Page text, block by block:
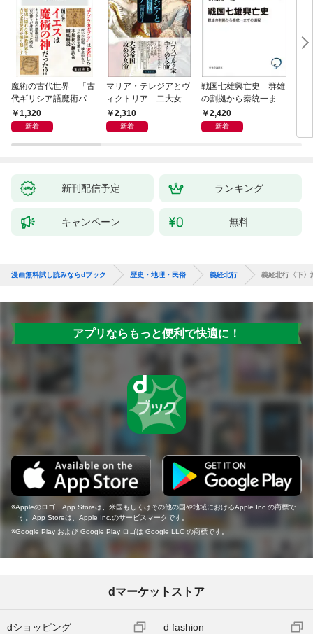
魔術の古代世界 「古
代ギリシア語魔術パピ
ルス」を読む
1,320
新着
マリア・テレジアとヴ
ィクトリア 二大女帝
の国家運営手腕
2,310
新着
戦国七雄興亡史 群雄
の割拠から秦統一まで
の道程
2,420
新着
漢
新刊配信予定 ランキング
キャンペーン 無料
漫画無料試し読みならdブック 歴史・地理・民俗 義経北行 義経北行〈下〉
アプリならもっと便利で快適に！
Appleのロゴ、App Storeは、米国もしくはその他の国や地域におけるApple Inc.の商標で
す。App Storeは、Apple Inc.のサービスマークです。
Google Play および Google Play ロゴは Google LLC の商標です。
dマーケットストア
dショッピング d fashion